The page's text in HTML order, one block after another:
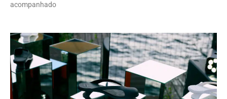
acompanhado